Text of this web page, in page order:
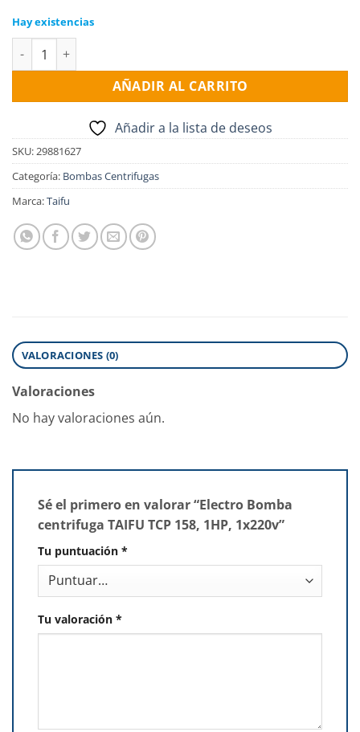
Hay existencias
Electro Bomba centrifuga TAIFU TCP 158, 1HP, 1x220v cantidad
AÑADIR AL CARRITO
Añadir a la lista de deseos
SKU:29881627
Categoría: Bombas Centrifugas
Marca:Taifu
VALORACIONES (0)
Valoraciones
No hay valoraciones aún.
Sé el primero en valorar “Electro Bomba
centrifuga TAIFU TCP 158, 1HP, 1x220v”
Tu puntuación *
Tu valoración *